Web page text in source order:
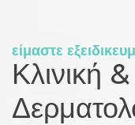
είμαστε
Κλινική